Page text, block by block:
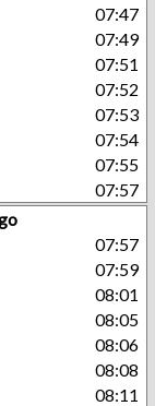
07:47
07:49
07:51
07:52
07:53
07:54
07:55
07:57
07:57
07:59
08:01
08:05
08:06
08:08
08:11